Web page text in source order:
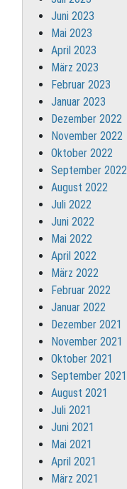
Juni 2023
Mai 2023
April 2023
März 2023
Februar 2023
Januar 2023
Dezember 2022
November 2022
Oktober 2022
September 2022
August 2022
Juli 2022
Juni 2022
Mai 2022
April 2022
März 2022
Februar 2022
Januar 2022
Dezember 2021
November 2021
Oktober 2021
September 2021
August 2021
Juli 2021
Juni 2021
Mai 2021
April 2021
März 2021